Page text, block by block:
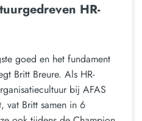
HR-
goed en het fundament
Britt Breure. Als HR-
bij AFAS
vat Britt samen in 6